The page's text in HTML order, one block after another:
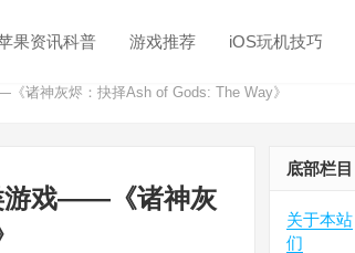
果资讯科普 游戏推荐 iOS玩机技巧
诸神灰烬：抉择Ash of Gods: The Way》
游戏——《诸神灰
底部栏目
关于本站
们